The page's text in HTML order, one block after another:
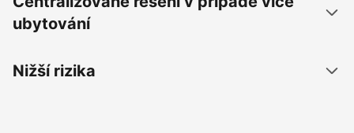
ubytování
Nižší rizika